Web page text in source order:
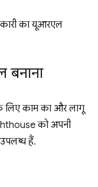
का यूआरएल
काम का और लागू
को अपनी
हैं.